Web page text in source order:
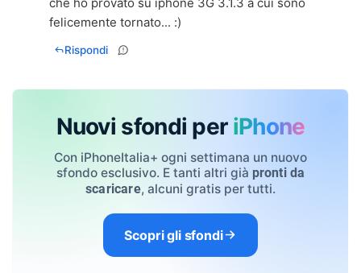
felicemente tornato... :)
Rispondi
Nuovi sfondi per iPhone
Con iPhoneItalia+ ogni settimana un nuovo
sfondo esclusivo. E tanti altri già pronti da
scaricare, alcuni gratis per tutti.
Scopri gli sfondi